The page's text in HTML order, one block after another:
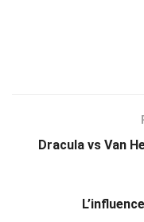
Dracula vs Van